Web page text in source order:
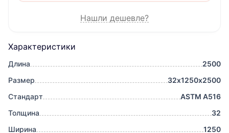
Характеристики
Длина
2500
Размер
32х1250х2500
Стандарт
ASTM A516
Толщина
32
Ширина
1250
Нашли дешевле?